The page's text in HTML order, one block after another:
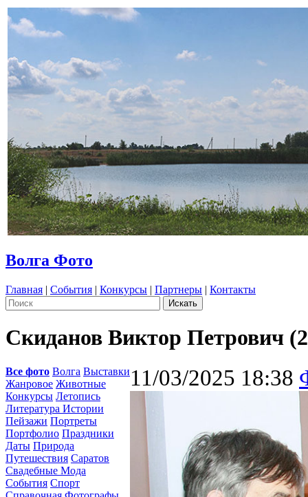
Волга Фото
Главная | События | Конкурсы | Партнеры | Контакты
Скиданов Виктор Петрович
Все фото Волга Выставки
Жанровое Животные
Конкурсы Летопись
Литература Истории
Пейзажи Портреты
Портфолио Праздники
Даты Природа
Путешествия Саратов
Свадебные Мода
События Спорт
11/03/2025 18:38